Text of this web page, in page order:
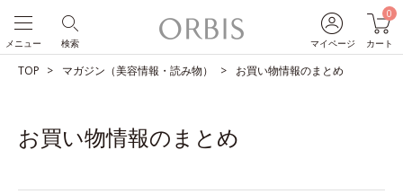
マイページ
0
カート
検索
メニュー
TOP マガジン（美容情報・読み物） お買い物情報のまとめ
お買い物情報のまとめ